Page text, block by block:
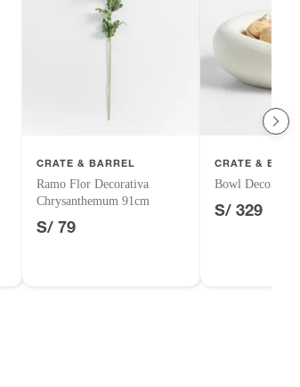
CRATE & BARREL
Ramo Flor Decorativa
Chrysanthemum 91cm
S/ 79
CRATE &
Bowl
S/ 329